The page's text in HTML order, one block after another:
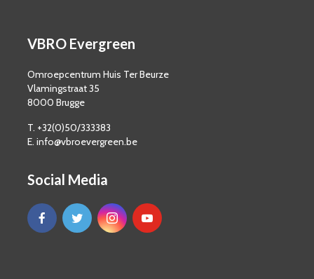
VBRO Evergreen
Omroepcentrum Huis Ter Beurze
Vlamingstraat 35
8000 Brugge
T. +32(0)50/333383
E. info@vbroevergreen.be
Social Media